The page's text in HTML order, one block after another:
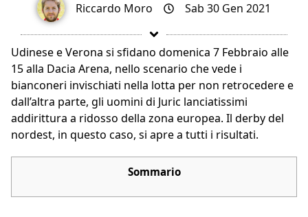
Riccardo Moro Sab 30 Gen 2021
Udinese e Verona si sfidano domenica 7 Febbraio alle
15 alla Dacia Arena, nello scenario che vede i
bianconeri invischiati nella lotta per non retrocedere e
dall’altra parte, gli uomini di Juric lanciatissimi
addirittura a ridosso della zona europea. Il derby del
nordest, in questo caso, si apre a tutti i risultati.
Sommario